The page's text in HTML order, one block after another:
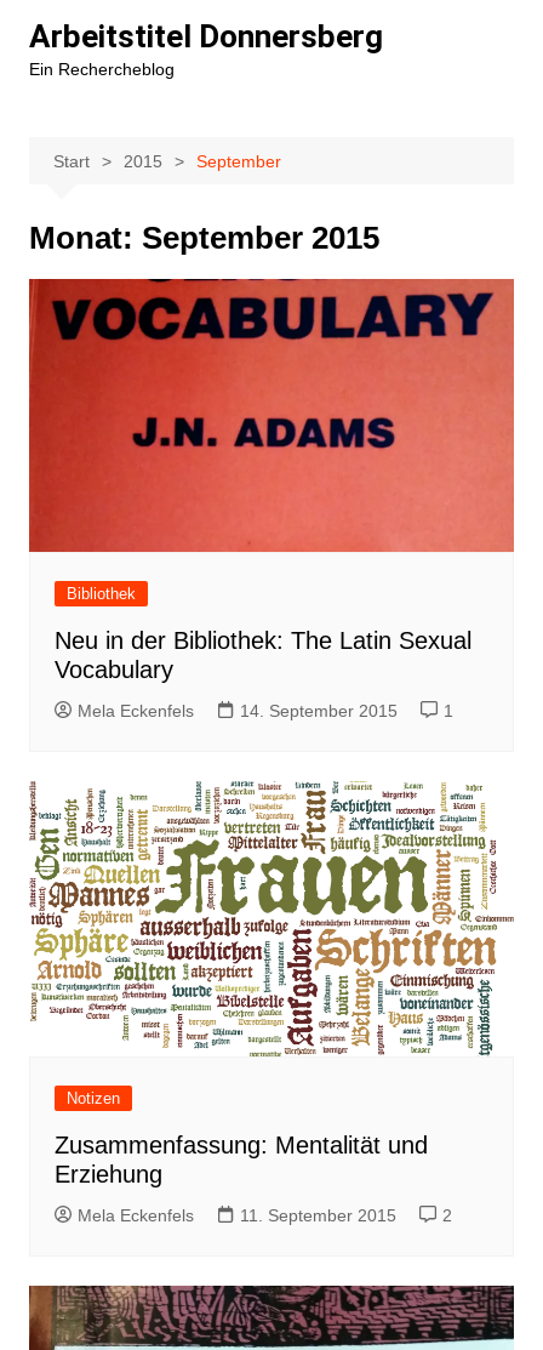
Inhalt
springen
Arbeitstitel Donnersberg
Ein Rechercheblog
Start 2015 September
Monat: September 2015
Bibliothek
Neu in der Bibliothek: The Latin Sexual
Vocabulary
Mela Eckenfels 14. September 2015 1
Notizen
Zusammenfassung: Mentalität und
Erziehung
Mela Eckenfels 11. September 2015 2